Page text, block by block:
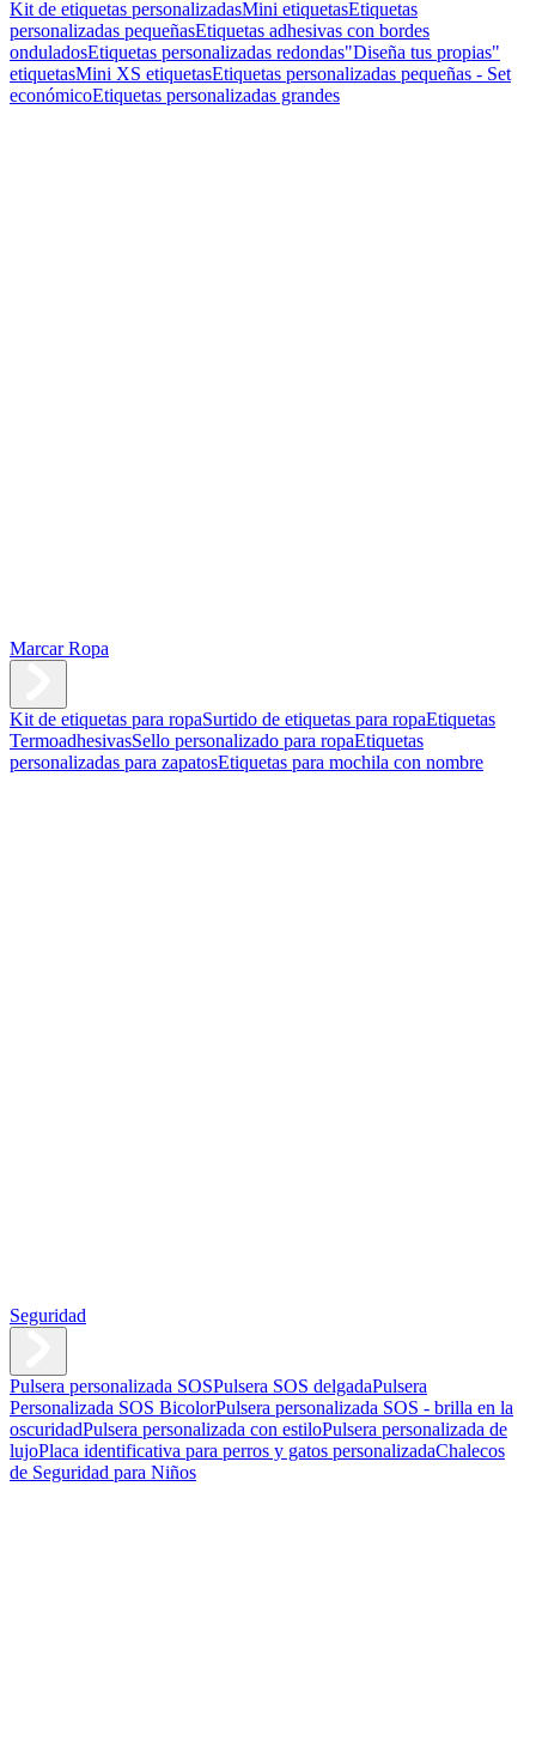
Kit de etiquetas personalizadasMini etiquetasEtiquetas
personalizadas pequeñasEtiquetas adhesivas con bordes
onduladosEtiquetas personalizadas redondas"Diseña tus propias"
etiquetasMini XS etiquetasEtiquetas personalizadas pequeñas - Set
económicoEtiquetas personalizadas grandes
Marcar Ropa
Kit de etiquetas para ropaSurtido de etiquetas para ropaEtiquetas
TermoadhesivasSello personalizado para ropaEtiquetas
personalizadas para zapatosEtiquetas para mochila con nombre
Seguridad
Pulsera personalizada SOSPulsera SOS delgadaPulsera
Personalizada SOS BicolorPulsera personalizada SOS - brilla en la
oscuridadPulsera personalizada con estiloPulsera personalizada de
lujoPlaca identificativa para perros y gatos personalizadaChalecos
de Seguridad para Niños